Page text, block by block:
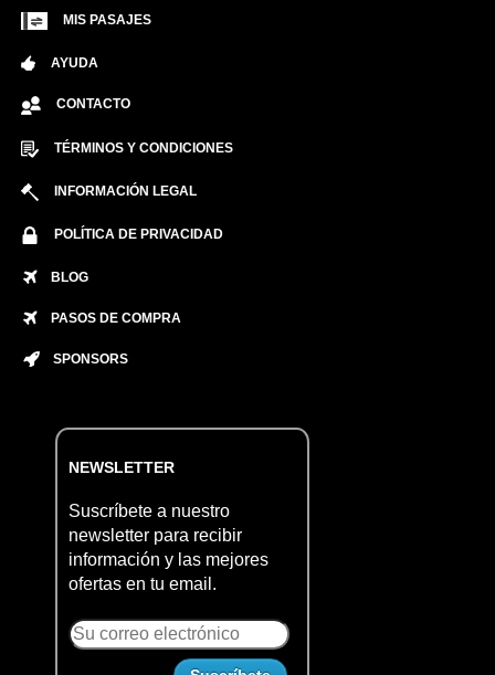
MIS PASAJES
AYUDA
CONTACTO
TÉRMINOS Y CONDICIONES
INFORMACIÓN LEGAL
POLÍTICA DE PRIVACIDAD
BLOG
PASOS DE COMPRA
SPONSORS
NEWSLETTER
Suscríbete a nuestro
newsletter para recibir
información y las mejores
ofertas en tu email.